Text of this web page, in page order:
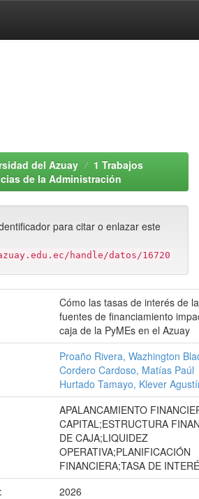
del Azuay
1 Trabajos
de la Administración
para citar o enlazar este
handle/datos/16720
Cómo las tasas de interés de
fuentes de financiamiento
caja de la PyMEs en el Azuay
Proaño Rivera, Wazhington
Cordero Cardoso, Matías Paúl
Hurtado Tamayo, Klever
APALANCAMIENTO
CAPITAL;ESTRUCTURA
DE CAJA;LIQUIDEZ
OPERATIVA;PLANIFICACIÓN
FINANCIERA;TASA DE
2026